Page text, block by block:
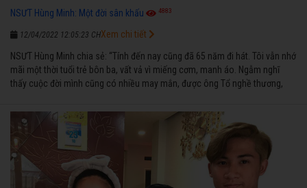
NSƯT Hùng Minh: Một đời sân khấu 4883
12/04/2022 12:05:23 CH
NSƯT Hùng Minh chia sẻ: “Tính đến nay cũng đã 65 năm đi hát. Tôi vẫn nhớ
mãi một thời tuổi trẻ bôn ba, vất vả vì miếng cơm, manh áo. Ngẫm nghĩ
thấy cuộc đời mình cũng có nhiều may mắn, được ông Tổ nghề thương,
ngược nhận được những cơ may để từng bước thành danh với nghiệp ca
diễn”.
Xem chi tiết